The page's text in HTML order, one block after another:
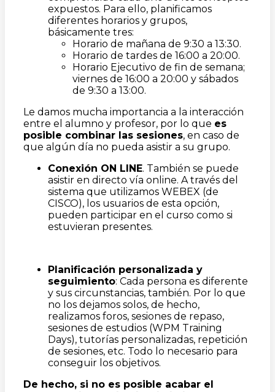
expuestos. Para ello, planificamos
diferentes horarios y grupos,
básicamente tres:
Horario de mañana de 9:30 a 13:30.
Horario de tardes de 16:00 a 20:00.
Horario Ejecutivo de fin de semana;
viernes de 16:00 a 20:00 y sábados
de 9:30 a 13:00.
Le damos mucha importancia a la interacción
entre el alumno y profesor, por lo que es
posible combinar las sesiones, en caso de
que algún día no pueda asistir a su grupo.
Conexión ON LINE. También se puede
asistir en directo vía online. A través del
sistema que utilizamos WEBEX (de
CISCO), los usuarios de esta opción,
pueden participar en el curso como si
estuvieran presentes.
Planificación personalizada y
seguimiento: Cada persona es diferente
y sus circunstancias, también. Por lo que
no los dejamos solos, de hecho,
realizamos foros, sesiones de repaso,
sesiones de estudios (WPM Training
Days), tutorías personalizadas, repetición
de sesiones, etc. Todo lo necesario para
conseguir los objetivos.
De hecho, si no es posible acabar el